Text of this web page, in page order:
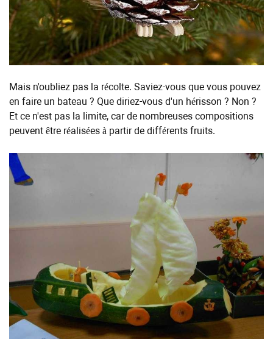
Mais n'oubliez pas la récolte. Saviez-vous que vous pouvez
en faire un bateau ? Que diriez-vous d'un hérisson ? Non ?
Et ce n'est pas la limite, car de nombreuses compositions
peuvent être réalisées à partir de différents fruits.